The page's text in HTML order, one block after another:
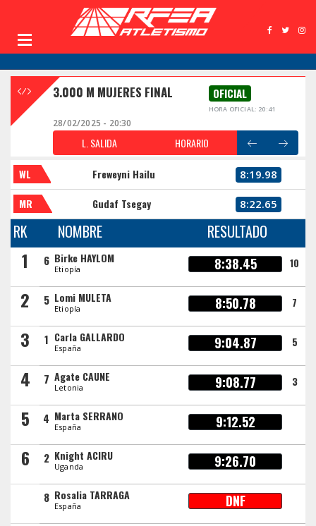
3.000 M MUJERES FINAL OFICIAL
HORA OFICIAL: 20:41
28/02/2025 - 20:30
L. SALIDA HORARIO
WL Freweyni Hailu 8:19.98
MR Gudaf Tsegay 8:22.65
RK NOMBRE RESULTADO
1 6 Birke HAYLOM
Etiopía 8:38.45 10
2 5 Lomi MULETA
Etiopía 8:50.78 7
3 1 Carla GALLARDO
España 9:04.87 5
4 7 Agate CAUNE
Letonia 9:08.77 3
5 4 Marta SERRANO
España 9:12.52
6 2 Knight ACIRU
Uganda 9:26.70
8 Rosalia TARRAGA
España DNF